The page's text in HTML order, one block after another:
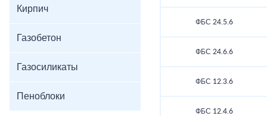
Кирпич
Газобетон
Газосиликаты
Пеноблоки
ФБС 24.5.6
ФБС 24.6.6
ФБС 12.3.6
ФБС 12.4.6